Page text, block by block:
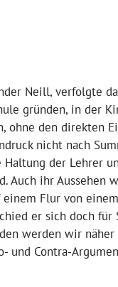
Neill, verfolgte
gründen, in der
den direkten
nicht nach
der Lehrer
ihr Aussehen
Flur von
er sich doch
werden wir näher
und Contra-